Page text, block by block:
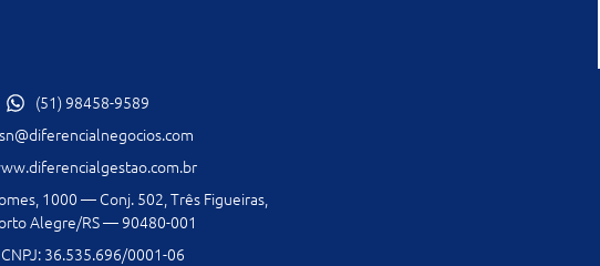
(51) 98458-9589
1000 — Conj. 502, Três Figueiras,
Alegre/RS — 90480-001
CNPJ: 36.535.696/0001-06